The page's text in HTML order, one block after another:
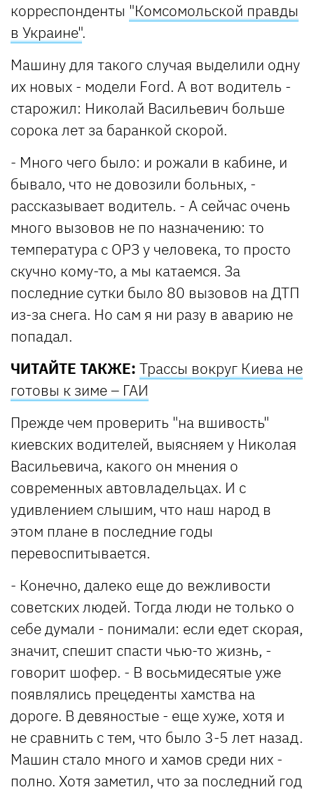
корреспонденты "Комсомольской правды
в Украине".
Машину для такого случая выделили одну
их новых - модели Ford. А вот водитель -
старожил: Николай Васильевич больше
сорока лет за баранкой скорой.
- Много чего было: и рожали в кабине, и
бывало, что не довозили больных, -
рассказывает водитель. - А сейчас очень
много вызовов не по назначению: то
температура с ОРЗ у человека, то просто
скучно кому-то, а мы катаемся. За
последние сутки было 80 вызовов на ДТП
из-за снега. Но сам я ни разу в аварию не
попадал.
ЧИТАЙТЕ ТАКЖЕ: Трассы вокруг Киева не
готовы к зиме – ГАИ
Прежде чем проверить "на вшивость"
киевских водителей, выясняем у Николая
Васильевича, какого он мнения о
современных автовладельцах. И с
удивлением слышим, что наш народ в
этом плане в последние годы
перевоспитывается.
- Конечно, далеко еще до вежливости
советских людей. Тогда люди не только о
себе думали - понимали: если едет скорая,
значит, спешит спасти чью-то жизнь, -
говорит шофер. - В восьмидесятые уже
появлялись прецеденты хамства на
дороге. В девяностые - еще хуже, хотя и
не сравнить с тем, что было 3-5 лет назад.
Машин стало много и хамов среди них -
полно. Хотя заметил, что за последний год